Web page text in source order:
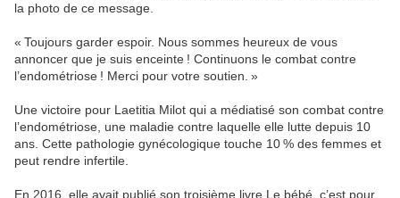
la photo de ce message.
« Toujours garder espoir. Nous sommes heureux de vous
annoncer que je suis enceinte ! Continuons le combat contre
l’endométriose ! Merci pour votre soutien. »
Une victoire pour Laetitia Milot qui a médiatisé son combat contre
l’endométriose, une maladie contre laquelle elle lutte depuis 10
ans. Cette pathologie gynécologique touche 10 % des femmes et
peut rendre infertile.
En 2016, elle avait publié son troisième livre Le bébé, c’est pour